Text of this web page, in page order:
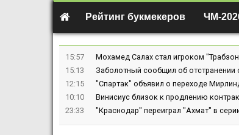
Рейтинг букмекеров ЧМ-
15:57
Мохамед Салах стал игроком
15:13
Заболотный сообщил об отстранении
12:15
"Спартак" объявил о переходе
10:10
Винисиус близок к продлению
23:33
"Краснодар" переиграл "Ахмат" в